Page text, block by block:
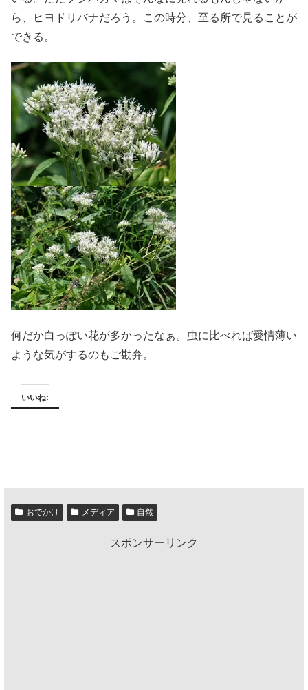
ら、ヒヨドリバナだろう。この時分、至る所で見ることが
できる。
何だか白っぽい花が多かったなぁ。虫に比べれば愛情薄い
ような気がするのもご勘弁。
いいね:
おでかけ メディア 自然
スポンサーリンク